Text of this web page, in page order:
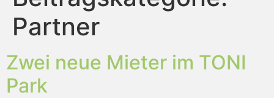
Partner
Zwei neue Mieter im TONI
Park